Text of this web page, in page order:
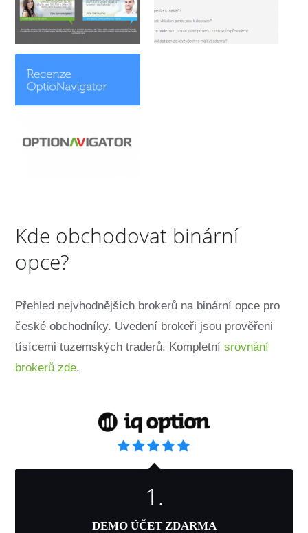
Kde obchodovat binární
opce?
Přehled nejvhodnějších brokerů na binární opce pro
české obchodníky. Uvedení brokeři jsou prověřeni
tísícemi tuzemských traderů. Kompletnísrovnání
brokerů zde.
1.
DEMO ÚČET ZDARMA